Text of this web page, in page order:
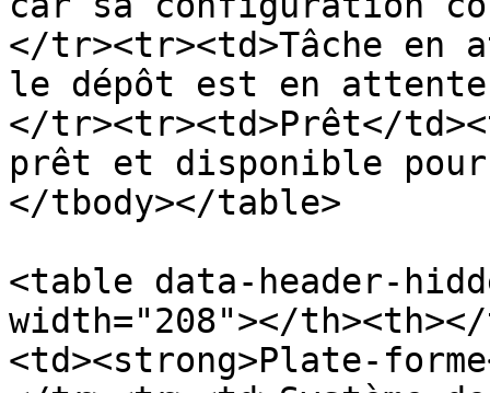
</tr><tr><td>Tâche en
le dépôt est en
</tr><tr><td>Prêt</
prêt et disponible
</tbody></table>
<table data-header-
width="208"></
<td><strong>Plate-